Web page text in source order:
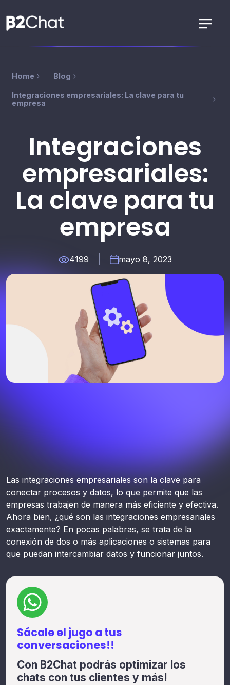
Home Blog
Integraciones empresariales: La clave para tu
empresa
Integraciones
empresariales:
La clave para tu
empresa
4199 mayo 8, 2023
Las integraciones empresariales son la clave para
conectar procesos y datos, lo que permite que las
empresas trabajen de manera más eficiente y efectiva.
Ahora bien, ¿qué son las integraciones empresariales
exactamente? En pocas palabras, se trata de la
conexión de dos o más aplicaciones o sistemas para
que puedan intercambiar datos y funcionar juntos.
Sácale el jugo a tus
conversaciones!!
Con B2Chat podrás optimizar los
chats con tus clientes y más!